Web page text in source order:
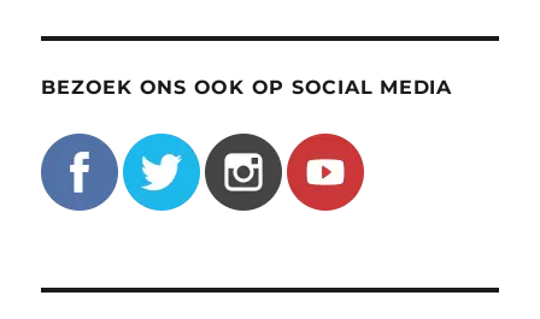
BEZOEK ONS OOK OP SOCIAL MEDIA